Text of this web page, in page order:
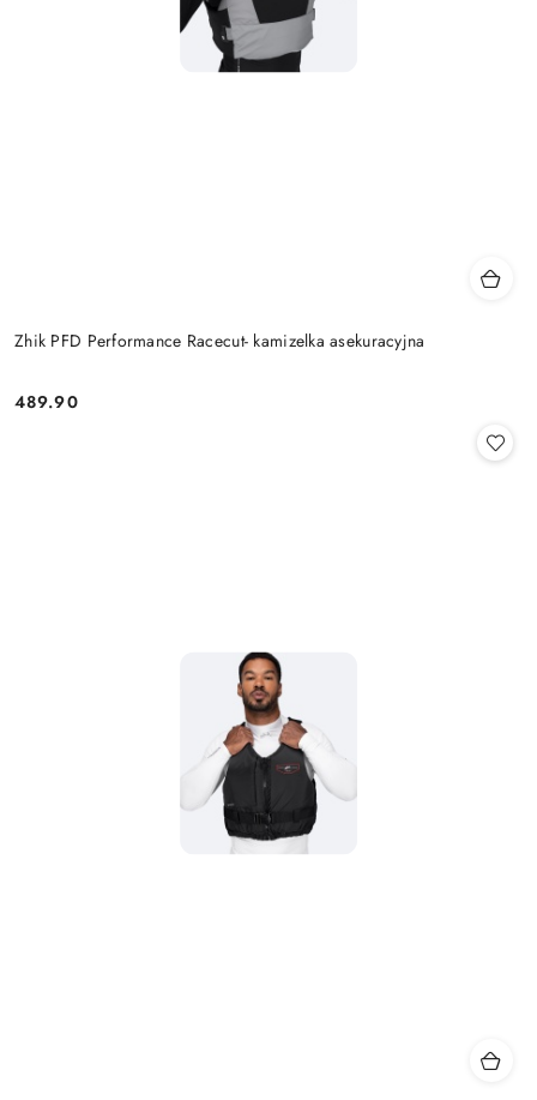
Zhik PFD Performance Racecut- kamizelka asekuracyjna
Cena:
489.90